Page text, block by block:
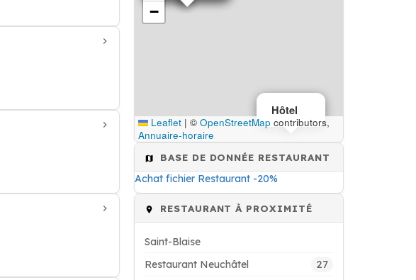
Hôtel
−
Leaflet | © OpenStreetMap contributors,
Annuaire-horaire
BASE DE DONNÉE RESTAURANT
Achat fichier Restaurant -20%
RESTAURANT À PROXIMITÉ
Saint-Blaise
Restaurant Neuchâtel
27